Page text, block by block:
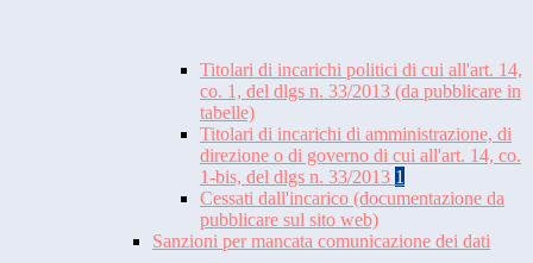
Titolari di incarichi politici di cui all'art. 14,
co. 1, del dlgs n. 33/2013 (da pubblicare in
tabelle)
Titolari di incarichi di amministrazione, di
direzione o di governo di cui all'art. 14, co.
1-bis, del dlgs n. 33/2013 1
Cessati dall'incarico (documentazione da
pubblicare sul sito web)
Sanzioni per mancata comunicazione dei dati